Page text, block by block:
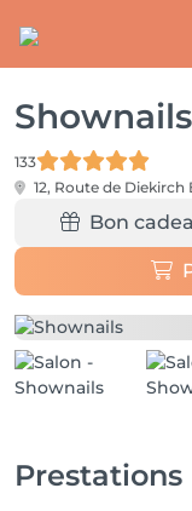
Shownails
133
12, Route de Diekirch
Bon
Prestations